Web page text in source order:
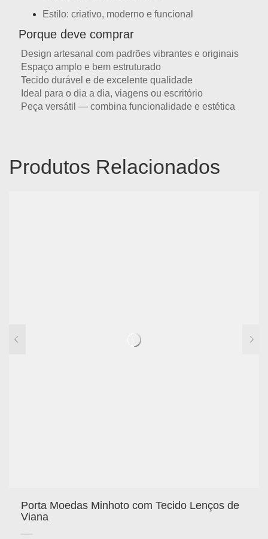
Estilo: criativo, moderno e funcional
Porque deve comprar
Design artesanal com padrões vibrantes e originais
Espaço amplo e bem estruturado
Tecido durável e de excelente qualidade
Ideal para o dia a dia, viagens ou escritório
Peça versátil — combina funcionalidade e estética
Produtos Relacionados
Porta Moedas Minhoto com Tecido Lenços de
Viana